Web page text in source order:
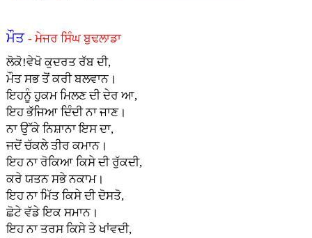
ਮੌਤ - ਮੇਜਰ ਸਿੰਘ ਬੁਢਲਾਡਾ
ਲੋਕੋ!ਵੇਖੋ ਕੁਦਰਤ ਰੱਬ ਦੀ,
ਮੌਤ ਸਭ ਤੋਂ ਕਰੀ ਬਲਵਾਨ।
ਇਹਨੂੰ ਹੁਕਮ ਮਿਲਣ ਦੀ ਦੇਰ ਆ,
ਇਹ ਭੱਜਿਆ ਦਿੰਦੀ ਨਾ ਜਾਣ।
ਨਾ ਉੱਕੇ ਨਿਸ਼ਾਨਾ ਇਸ ਦਾ,
ਜਦੋਂ ਚੱਕਲੇ ਤੀਰ ਕਮਾਨ।
ਇਹ ਨਾ ਰੋਕਿਆ ਕਿਸੇ ਦੀ ਰੁੱਕਦੀ,
ਕਰੇ ਯਤਨ ਸਭੇ ਨਕਾਮ।
ਇਹ ਨਾ ਮਿੱਤ ਕਿਸੇ ਦੀ ਦੋਸਤੋ,
ਛੋਟੇ ਵੱਡੇ ਇਕ ਸਮਾਨ।
ਇਹ ਨਾ ਤਰਸ ਕਿਸੇ ਤੇ ਖਾਂਵਦੀ,